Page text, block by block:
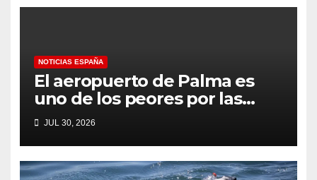
NOTICIAS ESPAÑA
El aeropuerto de Palma es
uno de los peores por las
colas en el control fronterizo
EES para los británicos que se
dirigen a Mallorca según
Which?
JUL 30, 2026